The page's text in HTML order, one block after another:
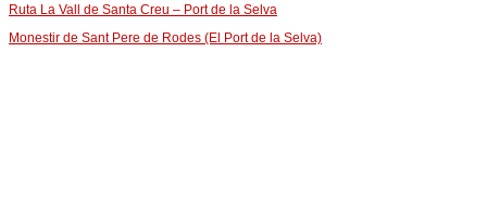
Ruta La Vall de Santa Creu – Port de la Selva
Monestir de Sant Pere de Rodes (El Port de la Selva)